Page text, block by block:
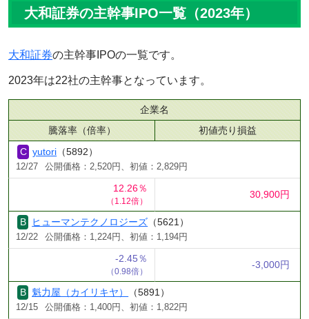
大和証券の主幹事IPO一覧（2023年）
大和証券の主幹事IPOの一覧です。
2023年は22社の主幹事となっています。
企業名
騰落率（倍率）
初値売り損益
yutori （5892）
12/27 公開価格：2,520円、初値：2,829円
12.26％
（1.12倍）
30,900円
ヒューマンテクノロジーズ （5621）
12/22 公開価格：1,224円、初値：1,194円
-2.45％
（0.98倍）
-3,000円
魁力屋（カイリキヤ） （5891）
12/15 公開価格：1,400円、初値：1,822円